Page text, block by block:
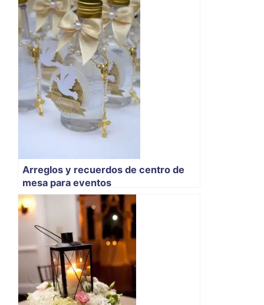
Arreglos y recuerdos de centro de
mesa para eventos